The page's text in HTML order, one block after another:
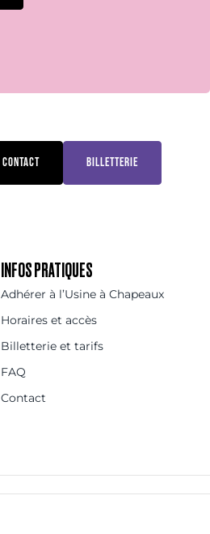
CONTACT BILLETTERIE
INFOS PRATIQUES
Adhérer à l’Usine à Chapeaux
Horaires et accès
Billetterie et tarifs
FAQ
Contact